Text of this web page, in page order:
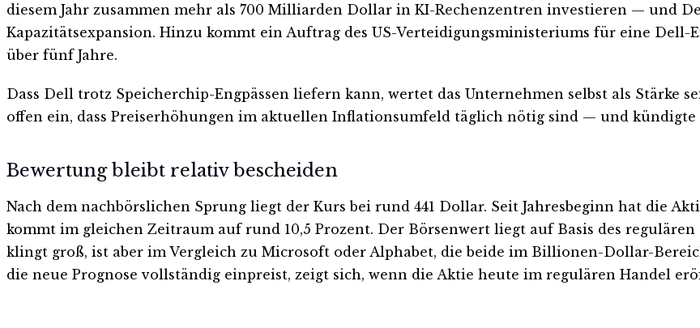
diesem Jahr zusammen mehr als 700 Milliarden Dollar in KI-Rechenzentren investieren — und
Kapazitätsexpansion. Hinzu kommt ein Auftrag des US-Verteidigungsministeriums für eine
über fünf Jahre.
Dass Dell trotz Speicherchip-Engpässen liefern kann, wertet das Unternehmen selbst als Stärke
offen ein, dass Preiserhöhungen im aktuellen Inflationsumfeld täglich nötig sind — und kündigte
Bewertung bleibt relativ bescheiden
Nach dem nachbörslichen Sprung liegt der Kurs bei rund 441 Dollar. Seit Jahresbeginn hat die
kommt im gleichen Zeitraum auf rund 10,5 Prozent. Der Börsenwert liegt auf Basis des
klingt groß, ist aber im Vergleich zu Microsoft oder Alphabet, die beide im Billionen-Dollar-
die neue Prognose vollständig einpreist, zeigt sich, wenn die Aktie heute im regulären Handel